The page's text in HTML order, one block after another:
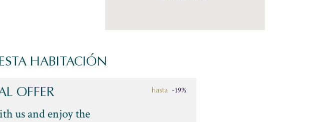
HABITACIÓN
hasta -19%
OFFER
us and enjoy the